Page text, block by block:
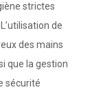
strictes
de
des mains
que la gestion
sécurité